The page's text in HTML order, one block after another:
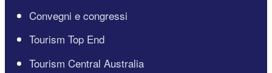
Convegni e congressi
Tourism Top End
Tourism Central Australia